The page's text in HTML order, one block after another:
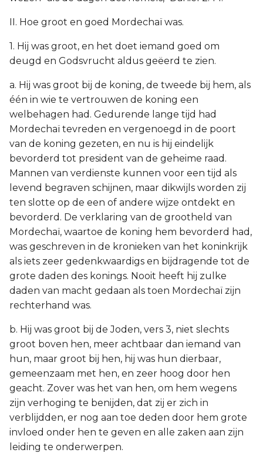
II. Hoe groot en goed Mordechaï was.
1. Hij was groot, en het doet iemand goed om
deugd en Godsvrucht aldus geëerd te zien.
a. Hij was groot bij de koning, de tweede bij hem, als
één in wie te vertrouwen de koning een
welbehagen had. Gedurende lange tijd had
Mordechaï tevreden en vergenoegd in de poort
van de koning gezeten, en nu is hij eindelijk
bevorderd tot president van de geheime raad.
Mannen van verdienste kunnen voor een tijd als
levend begraven schijnen, maar dikwijls worden zij
ten slotte op de een of andere wijze ontdekt en
bevorderd. De verklaring van de grootheld van
Mordechaï, waartoe de koning hem bevorderd had,
was geschreven in de kronieken van het koninkrijk
als iets zeer gedenkwaardigs en bijdragende tot de
grote daden des konings. Nooit heeft hij zulke
daden van macht gedaan als toen Mordechaï zijn
rechterhand was.
b. Hij was groot bij de Joden, vers 3, niet slechts
groot boven hen, meer achtbaar dan iemand van
hun, maar groot bij hen, hij was hun dierbaar,
gemeenzaam met hen, en zeer hoog door hen
geacht. Zover was het van hen, om hem wegens
zijn verhoging te benijden, dat zij er zich in
verblijdden, er nog aan toe deden door hem grote
invloed onder hen te geven en alle zaken aan zijn
leiding te onderwerpen.